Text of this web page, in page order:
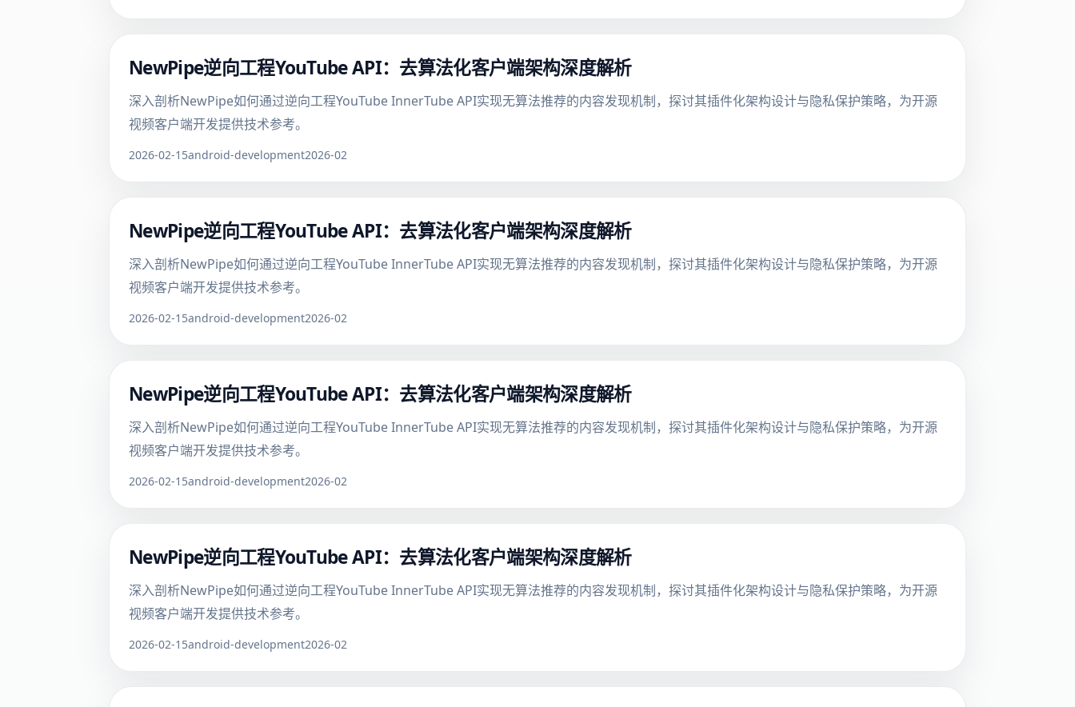
NewPipe逆向工程YouTube API：去算法化客户端架构深度解析
深入剖析NewPipe如何通过逆向工程YouTube InnerTube API实现无算法推荐的内容发现机制，探讨其插件化架构设计与隐私保护策略，为开源
视频客户端开发提供技术参考。
2026-02-15android-development2026-02
NewPipe逆向工程YouTube API：去算法化客户端架构深度解析
深入剖析NewPipe如何通过逆向工程YouTube InnerTube API实现无算法推荐的内容发现机制，探讨其插件化架构设计与隐私保护策略，为开源
视频客户端开发提供技术参考。
2026-02-15android-development2026-02
NewPipe逆向工程YouTube API：去算法化客户端架构深度解析
深入剖析NewPipe如何通过逆向工程YouTube InnerTube API实现无算法推荐的内容发现机制，探讨其插件化架构设计与隐私保护策略，为开源
视频客户端开发提供技术参考。
2026-02-15android-development2026-02
NewPipe逆向工程YouTube API：去算法化客户端架构深度解析
深入剖析NewPipe如何通过逆向工程YouTube InnerTube API实现无算法推荐的内容发现机制，探讨其插件化架构设计与隐私保护策略，为开源
视频客户端开发提供技术参考。
2026-02-15android-development2026-02